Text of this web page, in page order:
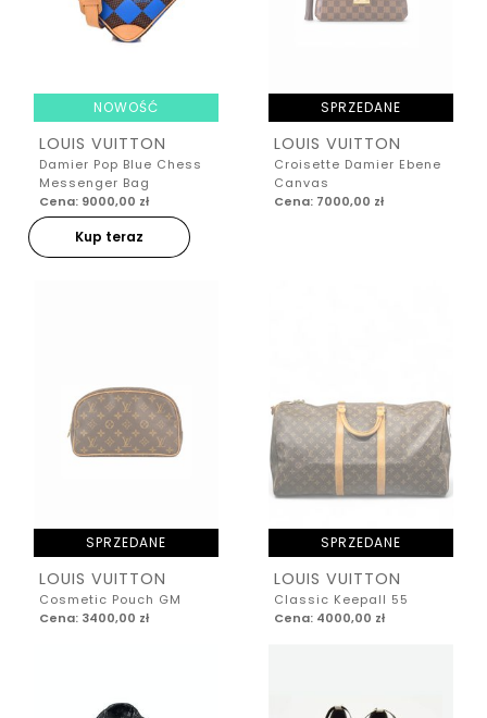
NOWOŚĆ
LOUIS VUITTON
Damier Pop Blue Chess
Messenger Bag
Cena: 9000,00 zł
Kup teraz
SPRZEDANE
LOUIS VUITTON
Croisette Damier Ebene
Canvas
Cena: 7000,00 zł
SPRZEDANE
LOUIS VUITTON
Cosmetic Pouch GM
Cena: 3400,00 zł
SPRZEDANE
LOUIS VUITTON
Classic Keepall 55
Cena: 4000,00 zł